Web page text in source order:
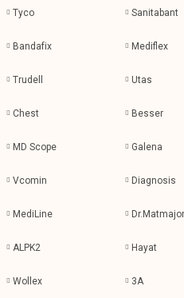
Tyco Sanitabant
Bandafix Mediflex
Trudell Utas
Chest Besser
MD Scope Galena
Vcomin Diagnosis
MediLine Dr.Matmajor
ALPK2 Hayat
Wollex 3A